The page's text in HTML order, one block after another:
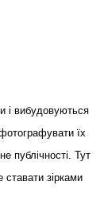
і вибудовуються
їх
публічності. Тут
зірками